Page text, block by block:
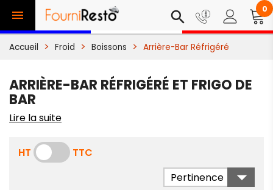
 search 0
Accueil Froid Boissons Arrière-Bar Réfrigéré
ARRIÈRE-BAR RÉFRIGÉRÉ ET FRIGO DE
BAR
Lire la suite
HT
TTC
Pertinence
